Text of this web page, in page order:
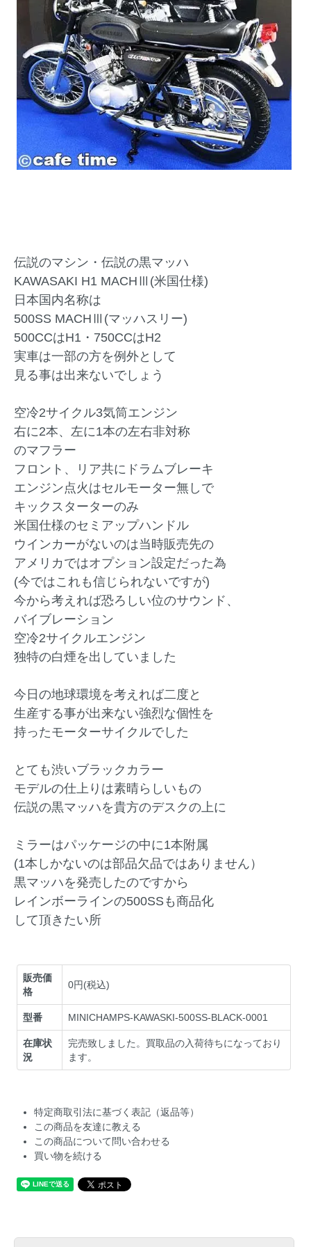
伝説のマシン・伝説の黒マッハ
KAWASAKI H1 MACHⅢ(米国仕様)
日本国内名称は
500SS MACHⅢ(マッハスリー)
500CCはH1・750CCはH2
実車は一部の方を例外として
見る事は出来ないでしょう
空冷2サイクル3気筒エンジン
右に2本、左に1本の左右非対称
のマフラー
フロント、リア共にドラムブレーキ
エンジン点火はセルモーター無しで
キックスターターのみ
米国仕様のセミアップハンドル
ウインカーがないのは当時販売先の
アメリカではオプション設定だった為
(今ではこれも信じられないですが)
今から考えれば恐ろしい位のサウンド、
バイブレーション
空冷2サイクルエンジン
独特の白煙を出していました
今日の地球環境を考えれば二度と
生産する事が出来ない強烈な個性を
持ったモーターサイクルでした
とても渋いブラックカラー
モデルの仕上りは素晴らしいもの
伝説の黒マッハを貴方のデスクの上に
ミラーはパッケージの中に1本附属
(1本しかないのは部品欠品ではありません）
黒マッハを発売したのですから
レインボーラインの500SSも商品化
して頂きたい所
販売価
格
0円(税込)
型番 MINICHAMPS-KAWASKI-500SS-BLACK-0001
在庫状
況
完売致しました。買取品の入荷待ちになっており
ます。
特定商取引法に基づく表記（返品等）
この商品を友達に教える
この商品について問い合わせる
買い物を続ける